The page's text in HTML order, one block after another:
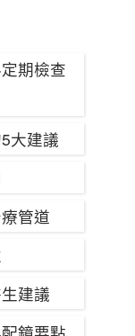
期檢查
大建議
管道
建議